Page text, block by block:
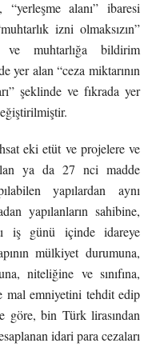
“yerleşme alanı” ibaresi
izni olmaksızın”
ve muhtarlığa bildirim
yer alan “ceza miktarının
şeklinde ve fıkrada yer
eki etüt ve projelere ve
ya da 27 nci madde
yapılardan aynı
yapılanların sahibine,
iş günü içinde idareye
mülkiyet durumuna,
niteliğine ve sınıfına,
mal emniyetini tehdit edip
göre, bin Türk lirasından
idari para cezaları